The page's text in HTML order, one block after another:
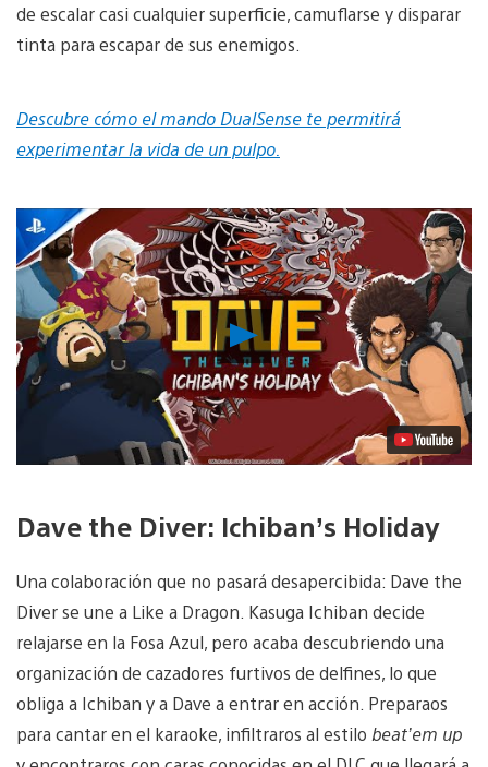
de escalar casi cualquier superficie, camuflarse y disparar
tinta para escapar de sus enemigos.
Descubre cómo el mando DualSense te permitirá
experimentar la vida de un pulpo.
Reproducir
vídeo
Dave the Diver: Ichiban’s Holiday
Una colaboración que no pasará desapercibida: Dave the
Diver se une a Like a Dragon. Kasuga Ichiban decide
relajarse en la Fosa Azul, pero acaba descubriendo una
organización de cazadores furtivos de delfines, lo que
obliga a Ichiban y a Dave a entrar en acción. Preparaos
para cantar en el karaoke, infiltraros al estilo beat’em up